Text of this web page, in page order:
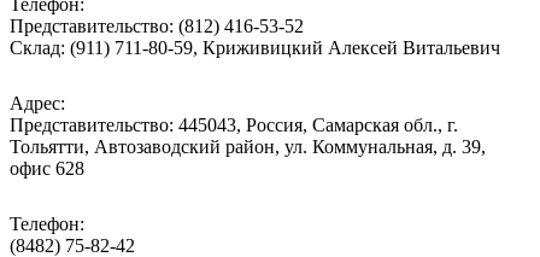
Телефон:
Представительство: (812) 416-53-52
Склад: (911) 711-80-59, Криживицкий Алексей Витальевич
Адрес:
Представительство: 445043, Россия, Самарская обл., г.
Тольятти, Автозаводский район, ул. Коммунальная, д. 39,
офис 628
Телефон:
(8482) 75-82-42